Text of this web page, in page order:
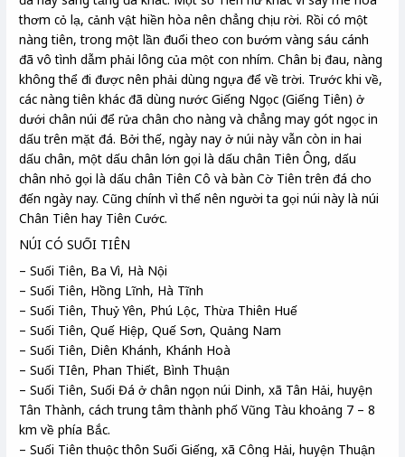
thơm cỏ lạ, cảnh vật hiền hòa nên chẳng chịu rời. Rồi có một
nàng tiên, trong một lần đuổi theo con bướm vàng sáu cánh
đã vô tình dẫm phải lông của một con nhím. Chân bị đau, nàng
không thể đi được nên phải dùng ngựa để về trời. Trước khi về,
các nàng tiên khác đã dùng nước Giếng Ngọc (Giếng Tiên) ở
dưới chân núi để rửa chân cho nàng và chẳng may gót ngọc in
dấu trên mặt đá. Bởi thế, ngày nay ở núi này vẫn còn in hai
dấu chân, một dấu chân lớn gọi là dấu chân Tiên Ông, dấu
chân nhỏ gọi là dấu chân Tiên Cô và bàn Cờ Tiên trên đá cho
đến ngày nay. Cũng chính vì thế nên người ta gọi núi này là núi
Chân Tiên hay Tiên Cước.
NÚI CÓ SUỐI TIÊN
– Suối Tiên, Ba Vì, Hà Nội
– Suối Tiên, Hồng Lĩnh, Hà Tĩnh
– Suối Tiên, Thuỷ Yên, Phú Lộc, Thừa Thiên Huế
– Suối Tiên, Quế Hiệp, Quế Sơn, Quảng Nam
– Suối Tiên, Diên Khánh, Khánh Hoà
– Suối TIên, Phan Thiết, Bình Thuận
– Suối Tiên, Suối Đá ở chân ngọn núi Dinh, xã Tân Hải, huyện
Tân Thành, cách trung tâm thành phố Vũng Tàu khoảng 7 – 8
km về phía Bắc.
– Suối Tiên thuộc thôn Suối Giếng, xã Công Hải, huyện Thuận